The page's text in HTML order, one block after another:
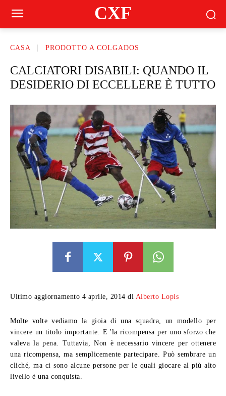
CXF
CASA PRODOTTO A COLGADOS
CALCIATORI DISABILI: QUANDO IL
DESIDERIO DI ECCELLERE È TUTTO
Ultimo aggiornamento 4 aprile, 2014 di Alberto Lopis
Molte volte vediamo la gioia di una squadra, un modello per
vincere un titolo importante. E 'la ricompensa per uno sforzo che
valeva la pena. Tuttavia, Non è necessario vincere per ottenere
una ricompensa, ma semplicemente partecipare. Può sembrare un
cliché, ma ci sono alcune persone per le quali giocare al più alto
livello è una conquista.